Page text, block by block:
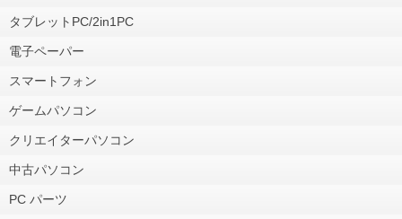
タブレットPC/2in1PC
電子ペーパー
スマートフォン
ゲームパソコン
クリエイターパソコン
中古パソコン
PC パーツ